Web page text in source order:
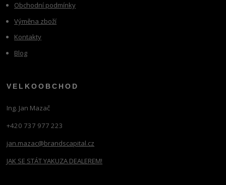
Obchodní podmínky
Výměna zboží
Kontakty
Blog
VELKOOBCHOD
Ing. Jan Mazač
+420 737 977 223
jan.mazac@brandscapital.cz
JAK SE STÁT YAKUZA DEALEREM!